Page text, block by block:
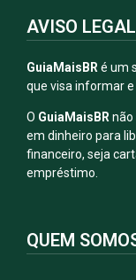
AVISO LEGAL
GuiaMaisBR é um
que visa informar e
O GuiaMaisBR não
em dinheiro para
financeiro, seja
empréstimo.
QUEM